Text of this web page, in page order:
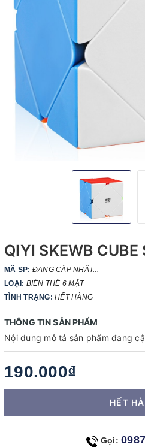
QIYI SKEWB CUBE
MÃ SP: ĐANG CẬP NHẬT...
LOẠI: BIẾN THỂ 6 MẶT
TÌNH TRẠNG: HẾT HÀNG
THÔNG TIN SẢN PHẨM
Nội dung mô tả sản phẩm đang
190.000₫
HẾT
Gọi: